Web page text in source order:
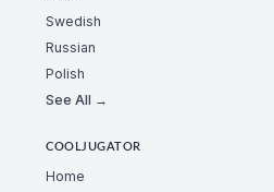
Swedish
Russian
Polish
See All →
COOLJUGATOR
Home